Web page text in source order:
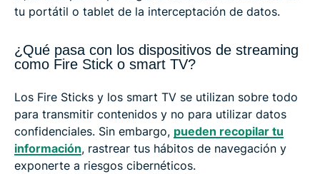
tu portátil o tablet de la interceptación de datos.
¿Qué pasa con los dispositivos de streaming
como Fire Stick o smart TV?
Los Fire Sticks y los smart TV se utilizan sobre todo
para transmitir contenidos y no para utilizar datos
confidenciales. Sin embargo, pueden recopilar tu
información, rastrear tus hábitos de navegación y
exponerte a riesgos cibernéticos.